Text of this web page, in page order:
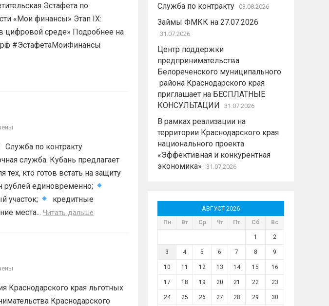
Эстафета по
«Мои финансы» Этап IX:
цифровой среде» Подробнее на
#ЭстафетаМоиФинансы
Служба по контракту
служба. Кубань предлагает
тех, кто готов встать на защиту
рублей единовременно;
участок;
кредитные
места...Читать дальше
Краснодарского края льготных
Краснодарского
Служба по контракту 03.08.2026
Займы ФМКК на 27.07.2026
31.07.2026
Центр поддержки
предпринимательства
Белореченского муниципального
района Краснодарского края
приглашает на БЕСПЛАТНЫЕ
КОНСУЛЬТАЦИИ
31.07.2026
В рамках реализации на
территории Краснодарского края
национального проекта
«Эффективная и конкурентная
экономика»
31.07.2026
АВГУСТ 2026
Пн Вт Ср Чт Пт Сб Вс
1 2
3 4 5 6 7 8 9
10 11 12 13 14 15 16
17 18 19 20 21 22 23
24 25 26 27 28 29 30